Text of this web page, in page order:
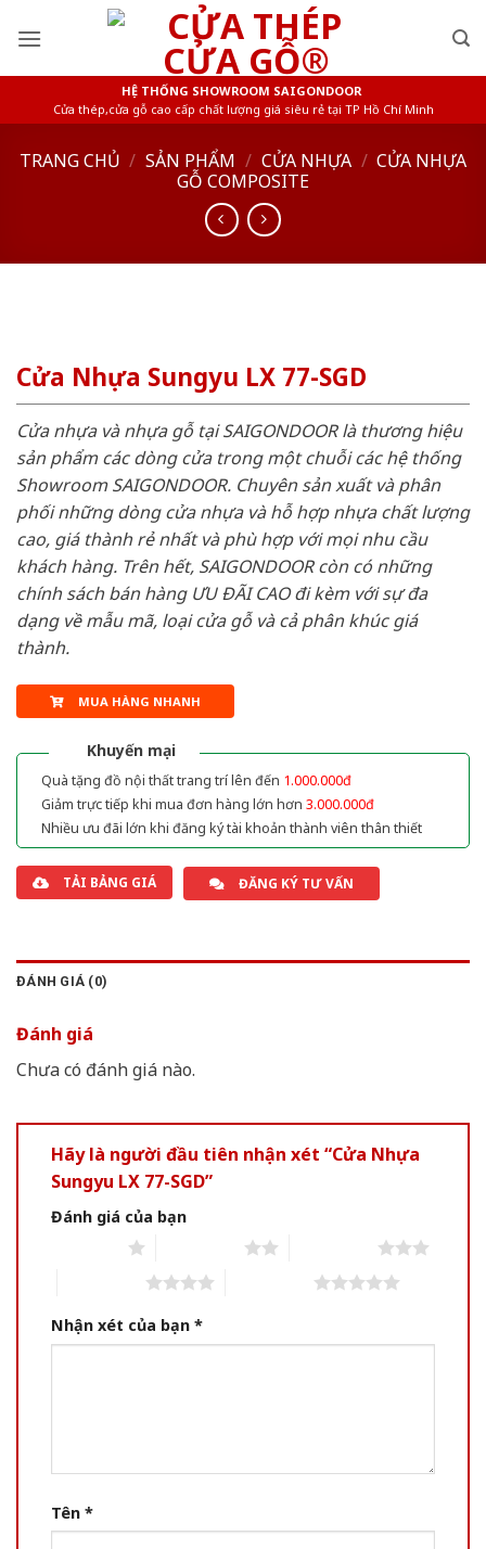
HỆ THỐNG SHOWROOM SAIGONDOOR
Cửa thép,cửa gỗ cao cấp chất lượng giá siêu rẻ tại TP Hồ Chí Minh
TRANG CHỦ / SẢN PHẨM / CỬA NHỰA / CỬA NHỰA
GỖ COMPOSITE
Cửa Nhựa Sungyu LX 77-SGD
Cửa nhựa và nhựa gỗ tại SAIGONDOOR là thương hiệu
sản phẩm các dòng cửa trong một chuỗi các hệ thống
Showroom SAIGONDOOR. Chuyên sản xuất và phân
phối những dòng cửa nhựa và hỗ hợp nhựa chất lượng
cao, giá thành rẻ nhất và phù hợp với mọi nhu cầu
khách hàng. Trên hết, SAIGONDOOR còn có những
chính sách bán hàng ƯU ĐÃI CAO đi kèm với sự đa
dạng về mẫu mã, loại cửa gỗ và cả phân khúc giá
thành.
MUA HÀNG NHANH
Khuyến mại
Quà tặng đồ nội thất trang trí lên đến 1.000.000đ
Giảm trực tiếp khi mua đơn hàng lớn hơn 3.000.000đ
Nhiều ưu đãi lớn khi đăng ký tài khoản thành viên thân thiết
TẢI BẢNG GIÁ ĐĂNG KÝ TƯ VẤN
ĐÁNH GIÁ (0)
Đánh giá
Chưa có đánh giá nào.
Hãy là người đầu tiên nhận xét “Cửa Nhựa
Sungyu LX 77-SGD”
Đánh giá của bạn
Nhận xét của bạn *
Tên *